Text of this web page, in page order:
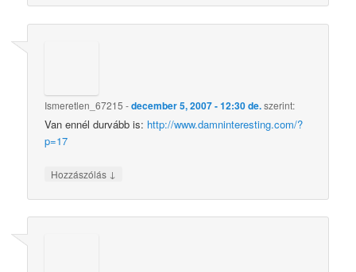
Ismeretlen_67215 -december 5, 2007 - 12:30 de.szerint:
Van ennél durvább is: http://www.damninteresting.com/?
p=17
Hozzászólás ↓